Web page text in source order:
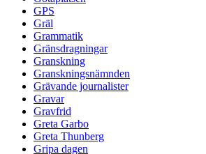
GPS
Gräl
Grammatik
Gränsdragningar
Granskning
Granskningsnämnden
Grävande journalister
Gravar
Gravfrid
Greta Garbo
Greta Thunberg
Gripa dagen